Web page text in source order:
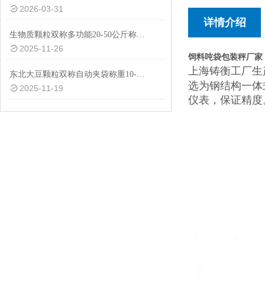
2026-03-31
生物质颗粒双称多功能20-50公斤称重包装秤设备
2025-11-26
东北大豆颗粒双称自动夹袋称重10-50公斤包装秤厂家
2025-11-19
详情介绍
饲料吨袋包装秤厂家
上海铸衡工厂
选为钢结构一
仪表，保证精